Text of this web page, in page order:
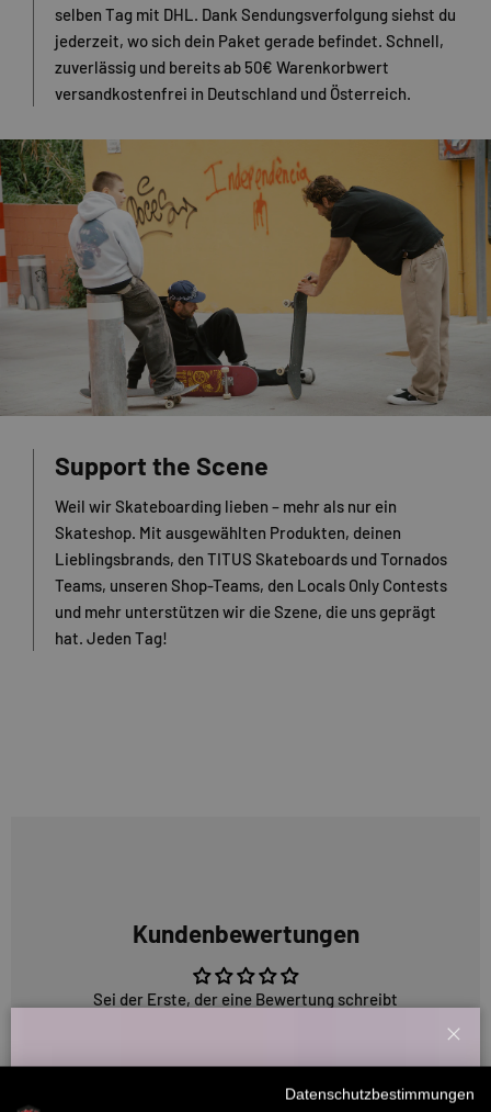
selben Tag mit DHL. Dank Sendungsverfolgung siehst du
jederzeit, wo sich dein Paket gerade befindet. Schnell,
zuverlässig und bereits ab 50€ Warenkorbwert
versandkostenfrei in Deutschland und Österreich.
Support the Scene
Weil wir Skateboarding lieben – mehr als nur ein
Skateshop. Mit ausgewählten Produkten, deinen
Lieblingsbrands, den TITUS Skateboards und Tornados
Teams, unseren Shop-Teams, den Locals Only Contests
und mehr unterstützen wir die Szene, die uns geprägt
hat. Jeden Tag!
Kundenbewertungen
Sei der Erste, der eine Bewertung schreibt
5318 Bewertungen
Willkommensbonus
Datenschutzbestimmungen